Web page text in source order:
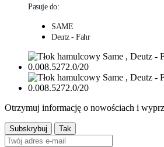
Pasuje do:
SAME
Deutz - Fahr
Otrzymuj informację o nowościach i